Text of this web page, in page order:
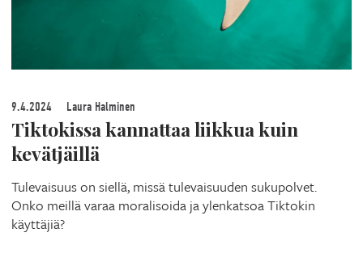
9.4.2024 Laura Halminen
Tiktokissa kannattaa liikkua kuin
kevätjäillä
Tulevaisuus on siellä, missä tulevaisuuden sukupolvet.
Onko meillä varaa moralisoida ja ylenkatsoa Tiktokin
käyttäjiä?